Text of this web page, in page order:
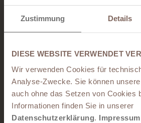
Zustimmung Details
DIESE WEBSITE VERWENDET
Wir verwenden Cookies für
Analyse-Zwecke. Sie können
auch ohne das Setzen von Cookies
Informationen finden Sie in unserer
Datenschutzerklärung. Impressum
Unverbindlich anfragen